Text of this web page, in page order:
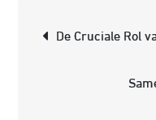
De Cruciale Rol